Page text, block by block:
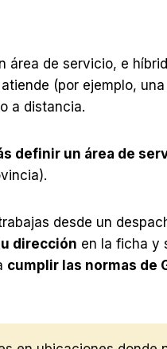
de servicio, e
(por ejemplo,
a distancia.
definir un área de
desde un
dirección en la ficha y
cumplir las normas de